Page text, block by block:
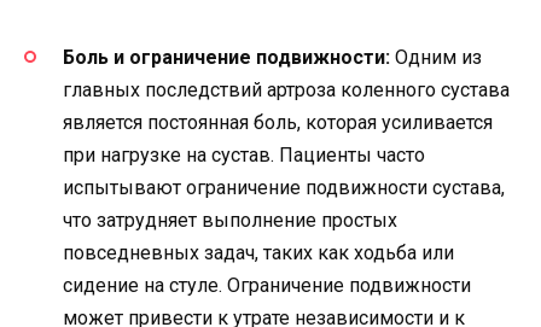
Боль и ограничение подвижности: Одним из
главных последствий артроза коленного сустава
является постоянная боль, которая усиливается
при нагрузке на сустав. Пациенты часто
испытывают ограничение подвижности сустава,
что затрудняет выполнение простых
повседневных задач, таких как ходьба или
сидение на стуле. Ограничение подвижности
может привести к утрате независимости и к